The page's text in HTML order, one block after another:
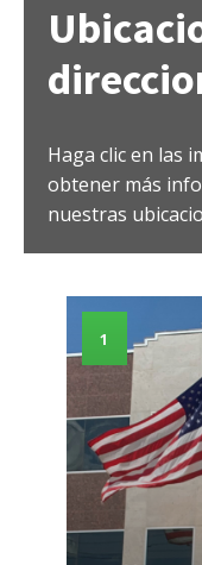
Haga clic en las
obtener más
nuestras
1